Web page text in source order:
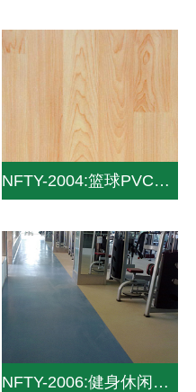
NFTY-2004:篮球PVC地板_PVC运动地板
NFTY-2006:健身休闲PVC地板_PVC运动地板_pvc塑胶地板